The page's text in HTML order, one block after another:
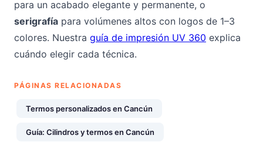
para un acabado elegante y permanente, o
serigrafía para volúmenes altos con logos de 1–3
colores. Nuestra guía de impresión UV 360 explica
cuándo elegir cada técnica.
PÁGINAS RELACIONADAS
Termos personalizados en Cancún
Guía: Cilindros y termos en Cancún